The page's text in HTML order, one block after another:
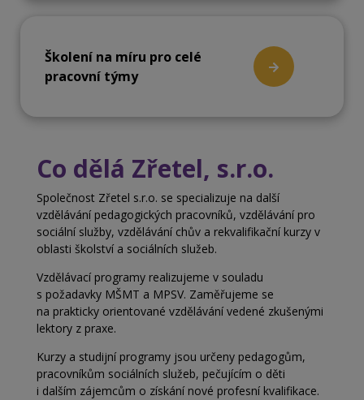
Školení na míru pro celé
pracovní týmy
Co dělá Zřetel, s.r.o.
Společnost Zřetel s.r.o. se specializuje na další
vzdělávání pedagogických pracovníků, vzdělávání pro
sociální služby, vzdělávání chův a rekvalifikační kurzy v
oblasti školství a sociálních služeb.
Vzdělávací programy realizujeme v souladu
s požadavky MŠMT a MPSV. Zaměřujeme se
na prakticky orientované vzdělávání vedené zkušenými
lektory z praxe.
Kurzy a studijní programy jsou určeny pedagogům,
pracovníkům sociálních služeb, pečujícím o děti
i dalším zájemcům o získání nové profesní kvalifikace.